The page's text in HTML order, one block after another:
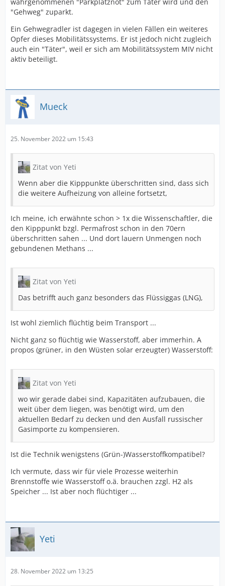
"Gehweg" zuparkt.
Ein Gehwegradler ist dagegen in vielen Fällen ein weiteres
Opfer dieses Mobilitätssystems. Er ist jedoch nicht zugleich
auch ein "Täter", weil er sich am Mobilitätssystem MIV nicht
aktiv beteiligt.
Mueck
25. November 2022 um 15:43
Zitat von Yeti
Wenn aber die Kipppunkte überschritten sind, dass sich
die weitere Aufheizung von alleine fortsetzt,
Ich meine, ich erwähnte schon > 1x die Wissenschaftler, die
den Kipppunkt bzgl. Permafrost schon in den 70ern
überschritten sahen ... Und dort lauern Unmengen noch
gebundenen Methans ...
Zitat von Yeti
Das betrifft auch ganz besonders das Flüssiggas (LNG),
Ist wohl ziemlich flüchtig beim Transport ...
Nicht ganz so flüchtig wie Wasserstoff, aber immerhin. A
propos (grüner, in den Wüsten solar erzeugter) Wasserstoff:
Zitat von Yeti
wo wir gerade dabei sind, Kapazitäten aufzubauen, die
weit über dem liegen, was benötigt wird, um den
aktuellen Bedarf zu decken und den Ausfall russischer
Gasimporte zu kompensieren.
Ist die Technik wenigstens (Grün-)Wasserstoffkompatibel?
Ich vermute, dass wir für viele Prozesse weiterhin
Brennstoffe wie Wasserstoff o.ä. brauchen zzgl. H2 als
Speicher ... Ist aber noch flüchtiger ...
Yeti
28. November 2022 um 13:25